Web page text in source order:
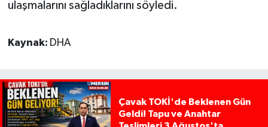
ulaşmalarını sağladıklarını söyledi.
Kaynak: DHA
Çavak TOKİ'de Beklenen Gün
Geldi! Tapu ve Anahtar